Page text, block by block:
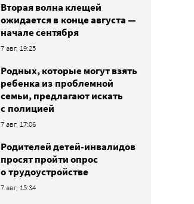
Вторая волна клещей
ожидается в конце августа —
начале сентября
7 авг, 19:25
Родных, которые могут взять
ребенка из проблемной
семьи, предлагают искать
с полицией
7 авг, 17:06
Родителей детей-инвалидов
просят пройти опрос
о трудоустройстве
7 авг, 15:34